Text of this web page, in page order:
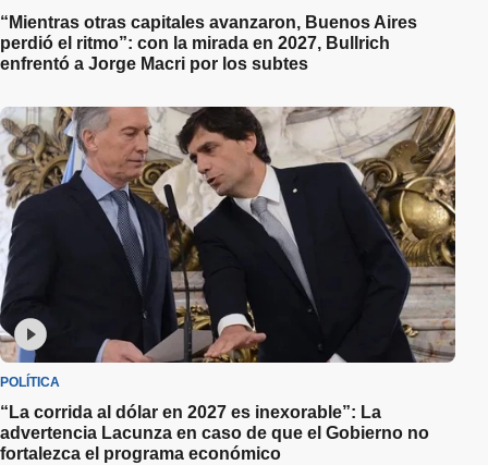
“Mientras otras capitales avanzaron, Buenos Aires
perdió el ritmo”: con la mirada en 2027, Bullrich
enfrentó a Jorge Macri por los subtes
POLÍTICA
“La corrida al dólar en 2027 es inexorable”: La
advertencia Lacunza en caso de que el Gobierno no
fortalezca el programa económico